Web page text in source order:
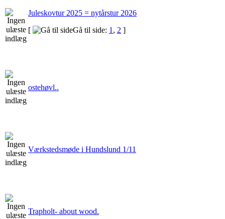
Juleskovtur 2025 = nytårstur 2026
[
Gå til side: 1 , 2 ]
ostehøvl..
Værkstedsmøde i Hundslund 1/11
Trapholt- about wood.